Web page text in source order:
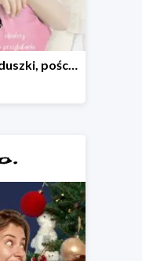
-30% na zasłony, poduszki, pościele dla dzieci